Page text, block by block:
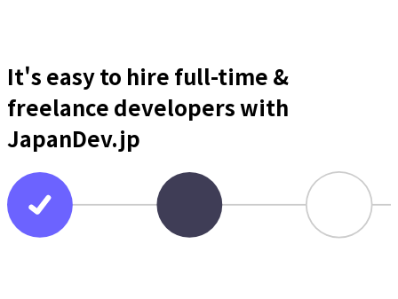
It's easy to hire full-time &
freelance developerswith
JapanDev.jp